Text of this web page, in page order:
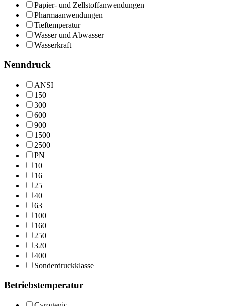
Papier- und Zellstoffanwendungen
Pharmaanwendungen
Tieftemperatur
Wasser und Abwasser
Wasserkraft
Nenndruck
ANSI
150
300
600
900
1500
2500
PN
10
16
25
40
63
100
160
250
320
400
Sonderdruckklasse
Betriebstemperatur